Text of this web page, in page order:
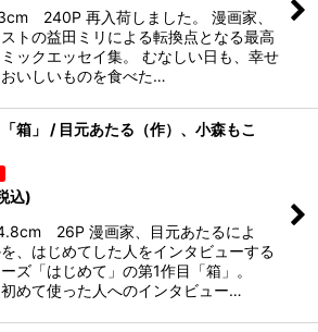
240P 再入荷しました。 漫画家、
トの益田ミリによる転換点となる最高
ックエッセイ集。 むなしい日も、幸せ
いしいものを食べた…
箱」 / 目元あたる（作）、小森もこ
込)
26P 漫画家、目元あたるによ
、はじめてした人をインタビューする
ズ「はじめて」の第1作目「箱」。
初めて使った人へのインタビュー…